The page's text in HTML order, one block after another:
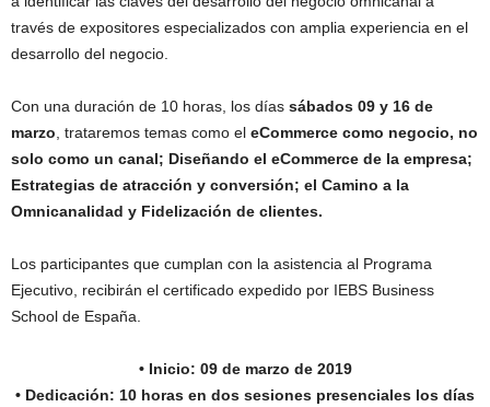
través de expositores especializados con amplia experiencia en el
desarrollo del negocio.
Con una duración de 10 horas, los días sábados 09 y 16 de
marzo, trataremos temas como el eCommerce como negocio, no
solo como un canal; Diseñando el eCommerce de la empresa;
Estrategias de atracción y conversión; el Camino a la
Omnicanalidad y Fidelización de clientes.
Los participantes que cumplan con la asistencia al Programa
Ejecutivo, recibirán el certificado expedido por IEBS Business
School de España.
• Inicio: 09 de marzo de 2019
• Dedicación: 10 horas en dos sesiones presenciales los días